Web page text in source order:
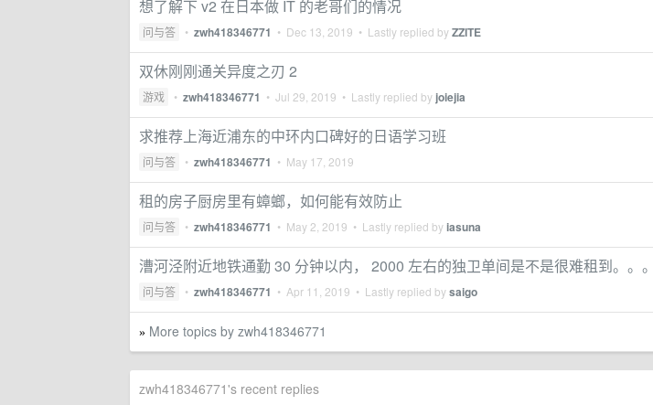
想了解下 v2 在日本做 IT 的老哥们的情况
问与答 • zwh418346771 • Dec 13, 2019 • Lastly replied byZZITE
双休刚刚通关异度之刃 2
游戏 • zwh418346771 • Jul 29, 2019 • Lastly replied by joiejia
求推荐上海近浦东的中环内口碑好的日语学习班
问与答 • zwh418346771 • May 17, 2019
租的房子厨房里有蟑螂，如何能有效防止
问与答 • zwh418346771 • May 2, 2019 • Lastly replied byiasuna
漕河泾附近地铁通勤 30 分钟以内， 2000 左右的独卫单间是不是很难租到。。。
问与答 • zwh418346771 • Apr 11, 2019 • Lastly replied bysaigo
» More topics by zwh418346771
zwh418346771's recent replies